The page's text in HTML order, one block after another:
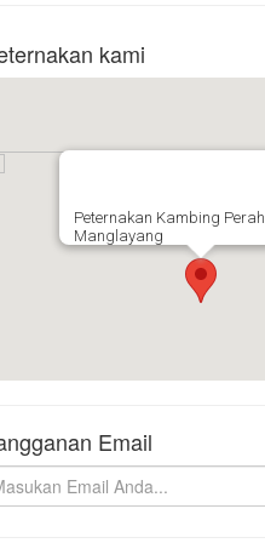
kami
Peternakan Kambing Perah
Manglayang
Email